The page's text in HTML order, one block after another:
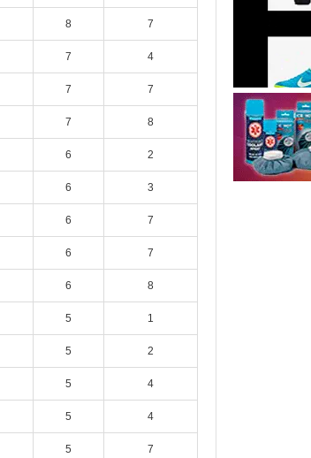
8 7
7 4
7 7
7 8
6 2
6 3
6 7
6 7
6 8
5 1
5 2
5 4
5 4
5 7